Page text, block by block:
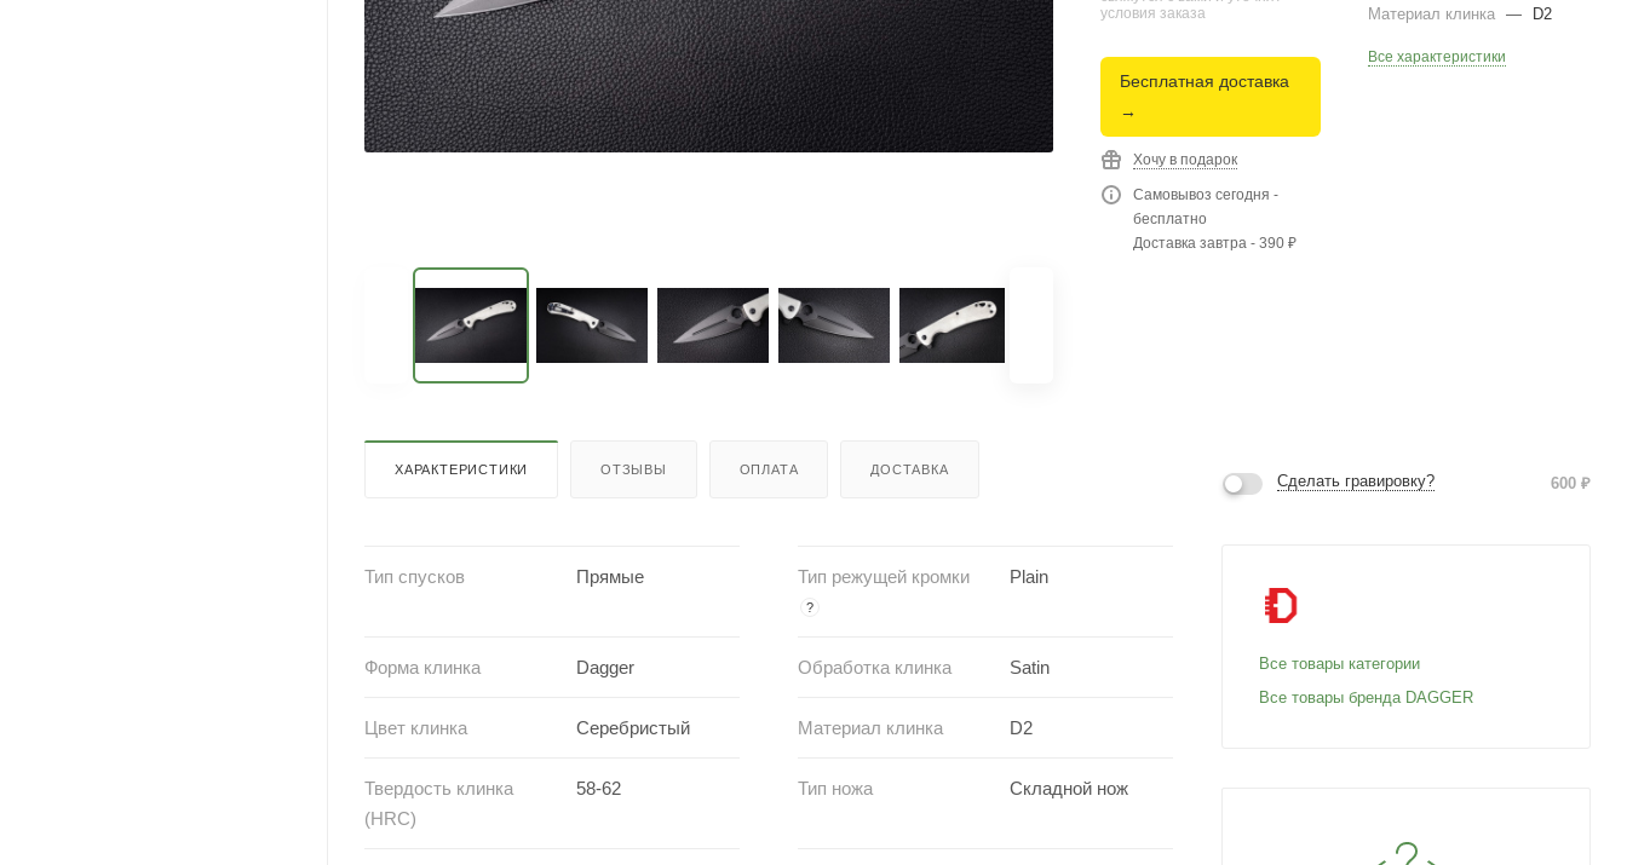
условия заказа
Бесплатная доставка
→
Хочу в подарок
Самовывоз сегодня -
бесплатно
Доставка завтра - 390 ₽
Материал клинка
— D2
Все характеристики
ХАРАКТЕРИСТИКИ ОТЗЫВЫ ОПЛАТА ДОСТАВКА
Тип спусков Прямые Тип режущей кромки
?
Plain
Форма клинка Dagger Обработка клинка Satin
Цвет клинка Серебристый Материал клинка D2
Твердость клинка
(HRC)
58-62 Тип ножа Складной нож
Сделать гравировку? 600 ₽
Все товары категории
Все товары бренда DAGGER